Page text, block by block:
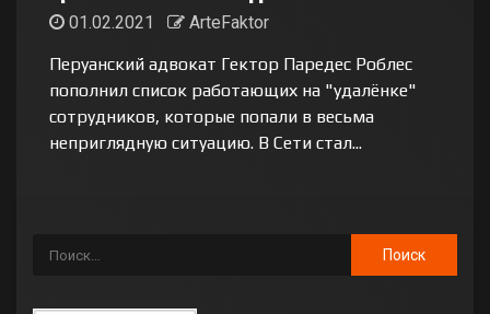
01.02.2021
ArteFaktor
Перуанский адвокат Гектор Паредес Роблес
пополнил список работающих на "удалёнке"
сотрудников, которые попали в весьма
неприглядную ситуацию. В Сети стал...